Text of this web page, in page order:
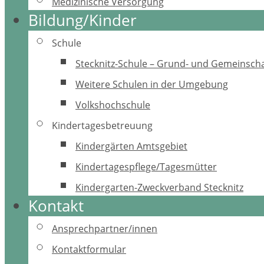
Bildung/Kinder
Schule
Stecknitz-Schule – Grund- und
Weitere Schulen in der Umgebung
Volkshochschule
Kindertagesbetreuung
Kindergärten Amtsgebiet
Kindertagespflege/Tagesmütter
Kindergarten-Zweckverband Stecknitz
Kontakt
Ansprechpartner/innen
Kontaktformular